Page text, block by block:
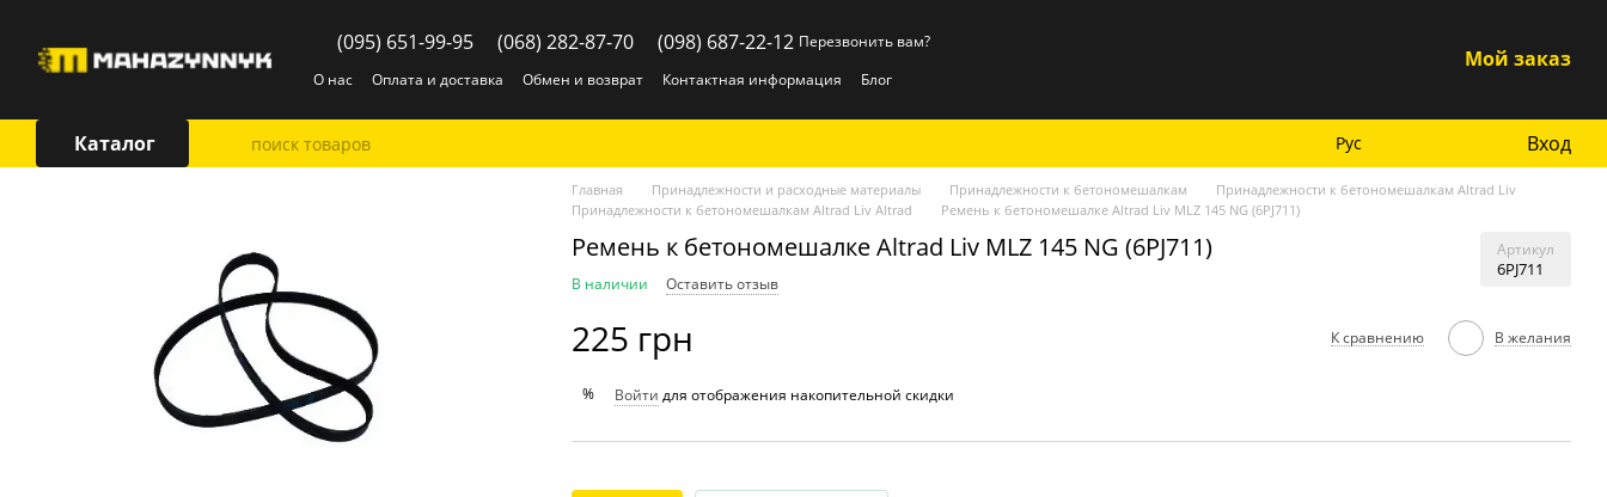
(095) 651-99-95 (068) 282-87-70 (098) 687-22-12 Перезвонить вам?
О нас
Оплата и доставка Обмен и возврат Контактная информация Блог
Мой заказ
Каталог Рус Вход
Главная Принадлежности и расходные материалы Принадлежности к бетономешалкам
Принадлежности к бетономешалкам Altrad Liv
Принадлежности к бетономешалкам Altrad Liv Altrad
Ремень к бетономешалке Altrad Liv MLZ 145 NG (6PJ711)
Ремень к бетономешалке Altrad Liv MLZ 145 NG (6PJ711) Артикул
6PJ711
В наличии Оставить отзыв
225 грн К сравнению В желания
% Войти для отображения накопительной скидки